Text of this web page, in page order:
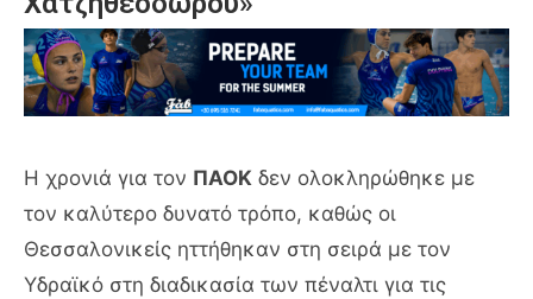
Η χρονιά για τον ΠΑΟΚ δεν ολοκληρώθηκε με
τον καλύτερο δυνατό τρόπο, καθώς οι
Θεσσαλονικείς ηττήθηκαν στη σειρά με τον
Υδραϊκό στη διαδικασία των πέναλτι για τις